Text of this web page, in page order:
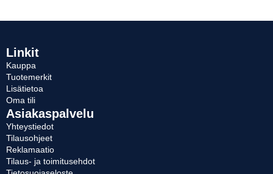
Linkit
Kauppa
Tuotemerkit
Lisätietoa
Oma tili
Asiakaspalvelu
Yhteystiedot
Tilausohjeet
Reklamaatio
Tilaus- ja toimitusehdot